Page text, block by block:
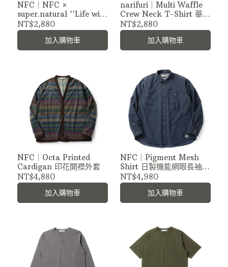
NFC｜NFC ×
super.natural ''Life with
Monsters'' T-shirt 美麗
諾羊毛×聚酯纖維混紡機能
NT$2,880
加入購物車
narifuri｜Multi Waffle
Crew Neck T-Shirt 華夫
格紋短Tee
NT$2,880
加入購物車
NFC｜Octa Printed
Cardigan 印花開襟外套
NT$4,880
加入購物車
NFC｜Pigment Mesh
Shirt 日製機能網眼長袖襯
衫
NT$4,980
加入購物車